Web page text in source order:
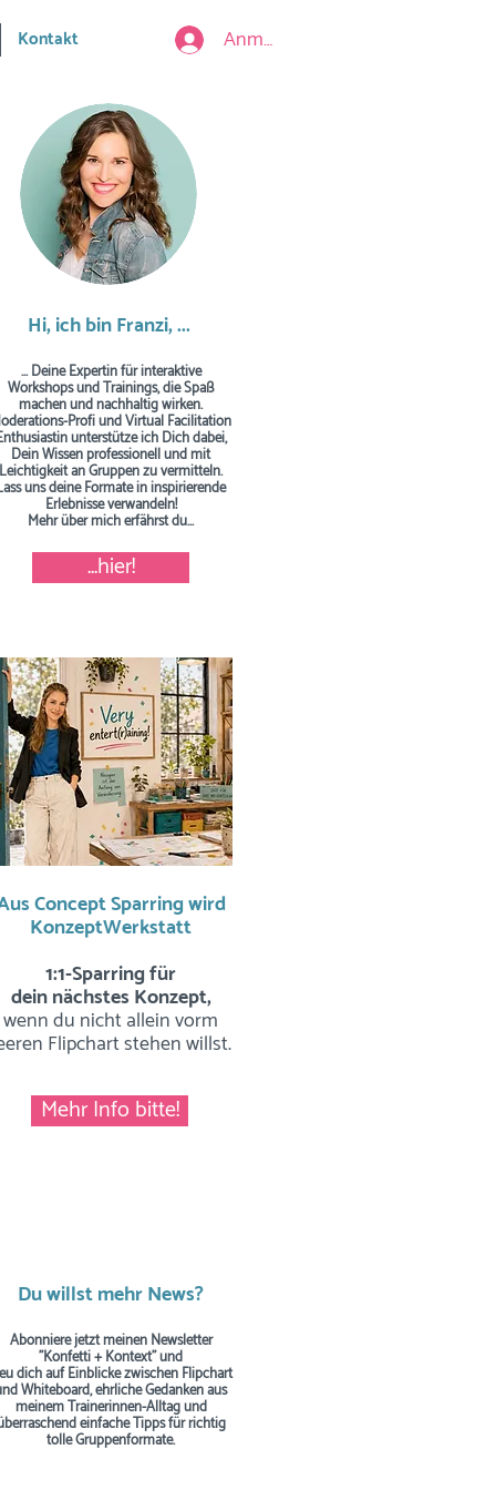
Kontakt Anmelden
Hi, ich bin Franzi, ...
... Deine Expertin für interaktive
Workshops und Trainings, die Spaß
machen und nachhaltig wirken.
Profi und Virtual Facilitation
unterstütze ich Dich dabei,
Dein Wissen professionell und mit
Leichtigkeit an Gruppen zu vermitteln.
uns deine Formate in inspirierende
Erlebnisse verwandeln!
Mehr über mich erfährst du...
...hier!
Concept Sparring wird
KonzeptWerkstatt
1:1-Sparring für
dein nächstes Konzept,
wenn du nicht allein vorm
Flipchart stehen willst.
Mehr Info bitte!
Du willst mehr News?
Abonniere jetzt meinen Newsletter
"Konfetti + Kontext" und
dich auf Einblicke zwischen Flipchart
Whiteboard, ehrliche Gedanken aus
meinem Trainerinnen-Alltag und
einfache Tippsfür richtig
tolle Gruppenformate.